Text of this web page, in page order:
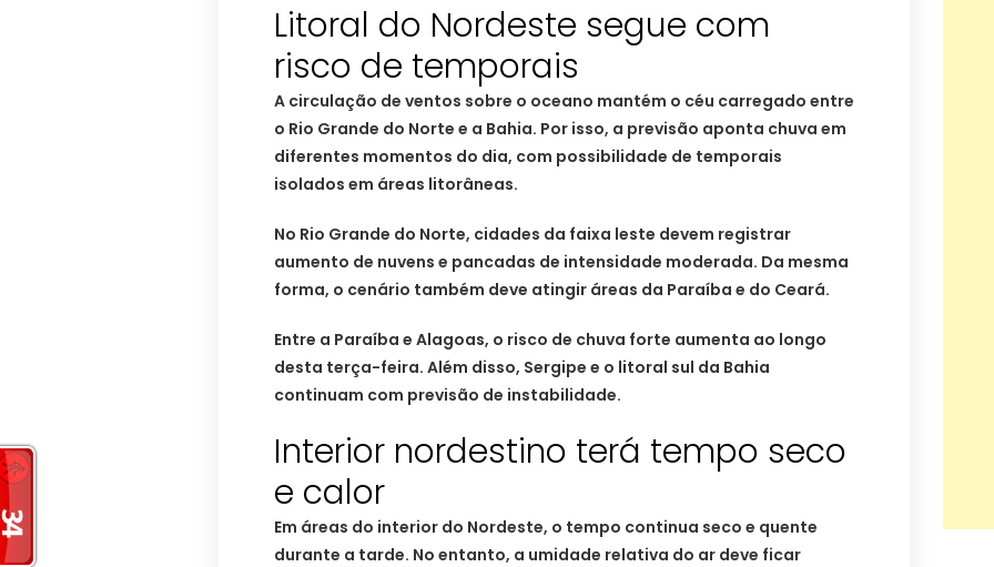
Litoral do Nordeste segue com
risco de temporais
A circulação de ventos sobre o oceano mantém o céu carregado entre
o Rio Grande do Norte e a Bahia. Por isso, a previsão aponta chuva em
diferentes momentos do dia, com possibilidade de temporais
isolados em áreas litorâneas.
No Rio Grande do Norte, cidades da faixa leste devem registrar
aumento de nuvens e pancadas de intensidade moderada. Da mesma
forma, o cenário também deve atingir áreas da Paraíba e do Ceará.
Entre a Paraíba e Alagoas, o risco de chuva forte aumenta ao longo
desta terça-feira. Além disso, Sergipe e o litoral sul da Bahia
continuam com previsão de instabilidade.
Interior nordestino terá tempo seco
e calor
Em áreas do interior do Nordeste, o tempo continua seco e quente
durante a tarde. No entanto, a umidade relativa do ar deve ficar